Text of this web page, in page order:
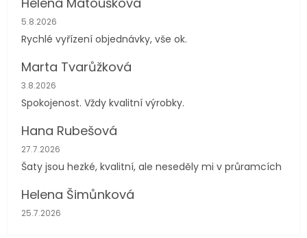
Hodnocení obchodu je 5 z 5 hvězdiček.
5.8.2026
Rychlé vyřízení objednávky, vše ok.
Marta Tvarůžková
Hodnocení obchodu je 5 z 5 hvězdiček.
3.8.2026
Spokojenost. Vždy kvalitní výrobky.
Hana Rubešová
Hodnocení obchodu je 4 z 5 hvězdiček.
27.7.2026
Šaty jsou hezké, kvalitní, ale neseděly mi v průramcích
Helena Šimůnková
Hodnocení obchodu je 5 z 5 hvězdiček.
25.7.2026